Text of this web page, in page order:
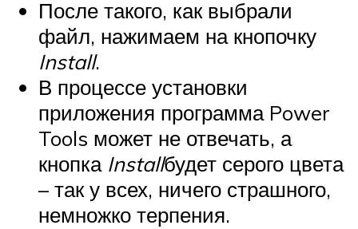
После такого, как выбрали
файл, нажимаем на кнопочку
Install.
В процессе установки
приложения программа Power
Tools может не отвечать, а
кнопка Installбудет серого цвета
– так у всех, ничего страшного,
немножко терпения.